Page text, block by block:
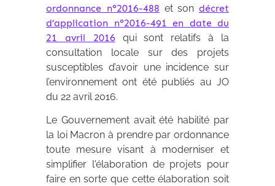
ordonnance n°2016-488 et son décret
d’application n°2016-491 en date du
21 avril 2016 qui sont relatifs à la
consultation locale sur des projets
susceptibles d’avoir une incidence sur
l’environnement ont été publiés au JO
du 22 avril 2016.
Le Gouvernement avait été habilité par
la loi Macron à prendre par ordonnance
toute mesure visant à moderniser et
simplifier l'élaboration de projets pour
faire en sorte que cette élaboration soit